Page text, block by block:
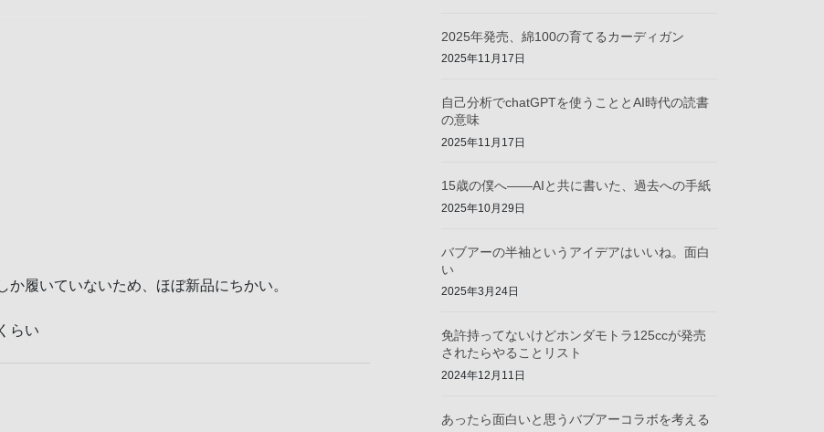
履いていないため、ほぼ新品にちかい。
らい
2025年発売、綿100の育てるカーディガン
2025年11月17日
自己分析でchatGPTを使うこととAI時代の読書
の意味
2025年11月17日
15歳の僕へ——AIと共に書いた、過去への手紙
2025年10月29日
バブアーの半袖というアイデアはいいね。面白
い
2025年3月24日
免許持ってないけどホンダモトラ125ccが発売
されたらやることリスト
2024年12月11日
あったら面白いと思うバブアーコラボを考える